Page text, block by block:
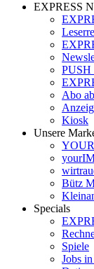
EXPRESS
PUSH
Abo
Kiosk
Unsere
Bütz
Specials
Spiele
Jobs